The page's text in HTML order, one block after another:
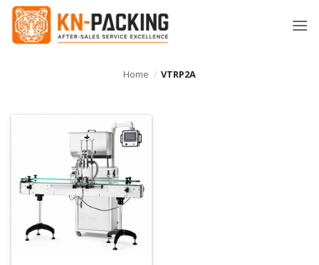
ข้าม
ยัง
Home / VTRP2A